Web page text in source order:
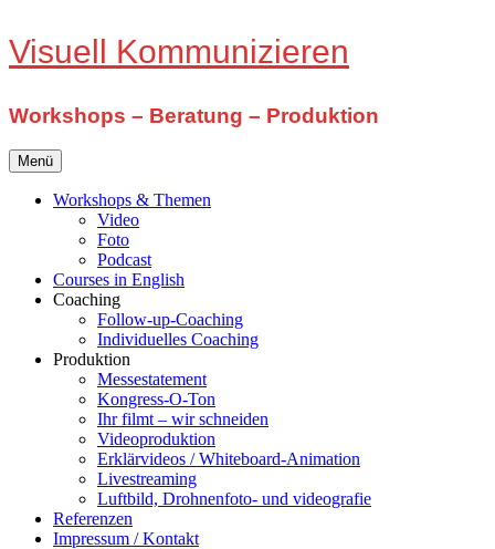
Zum
Inhalt
Visuell Kommunizieren
Workshops – Beratung – Produktion
Menü
Workshops & Themen
Video
Foto
Podcast
Courses in English
Coaching
Follow-up-Coaching
Individuelles Coaching
Produktion
Messestatement
Kongress-O-Ton
Ihr filmt – wir schneiden
Videoproduktion
Erklärvideos / Whiteboard-Animation
Livestreaming
Luftbild, Drohnenfoto- und videografie
Referenzen
Impressum / Kontakt